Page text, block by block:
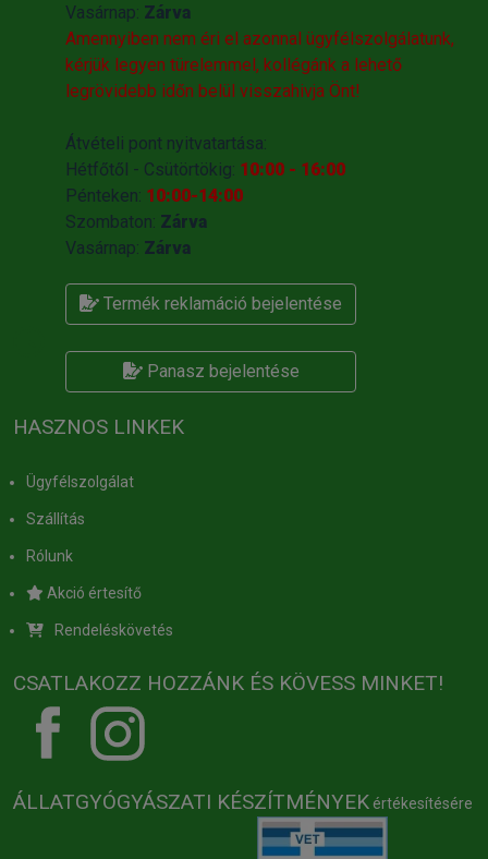
Vasárnap: Zárva
Amennyiben nem éri el azonnal ügyfélszolgálatunk,
kérjük legyen türelemmel, kollégánk a lehető
legrövidebb időn belül visszahivja Önt!
Átvételi pont nyitvatartása:
Hétfőtől - Csütörtökig: 10:00 - 16:00
Pénteken: 10:00-14:00
Szombaton: Zárva
Vasárnap: Zárva
Termék reklamáció bejelentése
Panasz bejelentése
HASZNOS LINKEK
Ügyfélszolgálat
Szállítás
Rólunk
Akció értesítő
Rendeléskövetés
CSATLAKOZZ HOZZÁNK ÉS KÖVESS MINKET!
ÁLLATGYÓGYÁSZATI KÉSZÍTMÉNYEK értékesítésére